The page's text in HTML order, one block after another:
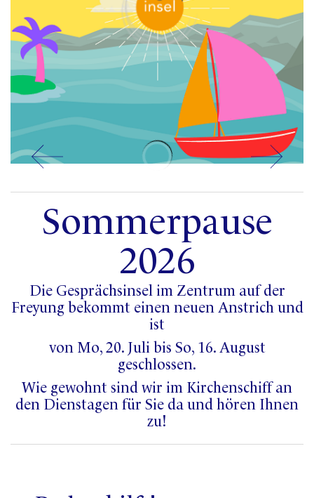
Sommerpause
2026
Die Gesprächsinsel im Zentrum auf der
Freyung bekommt einen neuen Anstrich und
ist
von Mo, 20. Juli bis So, 16. August
geschlossen.
Wie gewohnt sind wir im Kirchenschiff an
den Dienstagen für Sie da und hören Ihnen
zu!